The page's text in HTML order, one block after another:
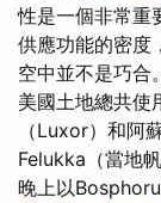
性是一個非常重
供應功能的密度
空中並不是巧合
美國土地總共使
（Luxor）和阿
Felukka（當地
晚上以